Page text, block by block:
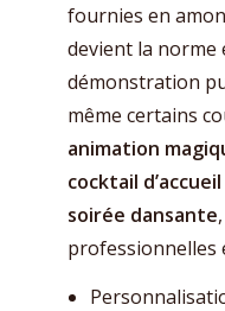
fournies en
devient la norme
démonstration
même certains
animation
cocktail d’accueil
soirée dansante
professionnelles